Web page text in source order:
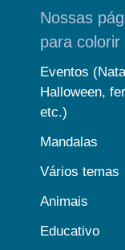
Nossas
para colorir
Eventos
Halloween,
etc.)
Mandalas
Vários temas
Animais
Educativo